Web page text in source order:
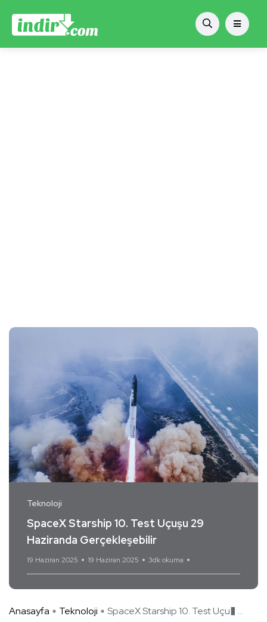
Teknoloji
SpaceX Starship 10. Test Uçuşu 29
Haziranda Gerçekleşebilir
19 Haziran 2025 19 Haziran 2025 3dk okuma
Anasayfa Teknoloji SpaceX Starship 10. Test Uçu� ...